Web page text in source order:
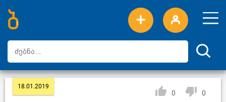
ახალი სიტყვები
ტოპ სიტყვები
დღის ტოპ სიტყვები
ტოპ მომხმარებლები
18.01.2019
0 0